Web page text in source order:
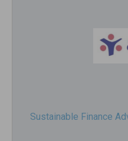
Sustainable Finance